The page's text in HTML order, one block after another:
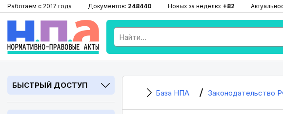
Работаем с 2017 года Документов: 248440 Новых за неделю: +82
БЫСТРЫЙ ДОСТУП
База НПА Законодательство